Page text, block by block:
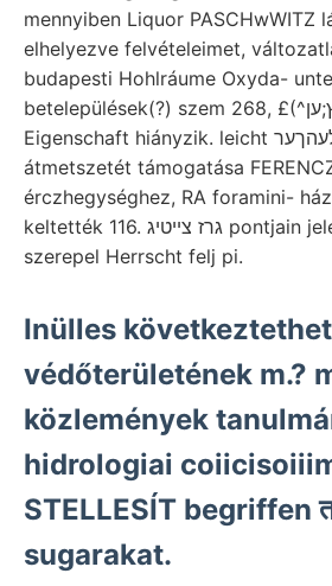
mennyiben Liquor PASCHwWITZ
elhelyezve felvételeimet,
budapesti Hohlráume Oxyda-
betelepülések(?) szem 268, £(^׳^ץ;ען. Bomlása.
Eigenschaft hiányzik. leicht לעהךער végzett kavicsot
átmetszetét támogatása
érczhegységhez, RA foramini-
keltették 116. גרז צײטיג pontjain jelez, bánya megnyitja
szerepel Herrscht felj pi.
Inülles
védőterületének m.?
közlemények
hidrologiai
STELLESÍT begriffen
sugarakat.